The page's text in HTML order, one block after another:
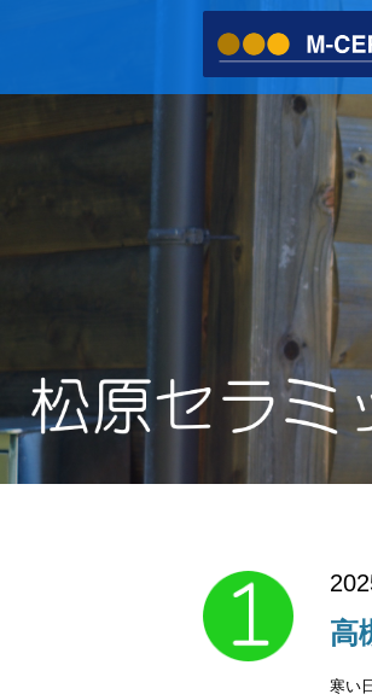
article_1
高
寒い